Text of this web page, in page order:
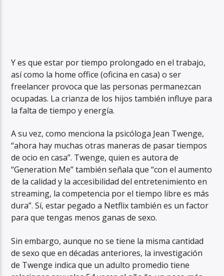
Y es que estar por tiempo prolongado en el trabajo,
así como la home office (oficina en casa) o ser
freelancer provoca que las personas permanezcan
ocupadas. La crianza de los hijos también influye para
la falta de tiempo y energía.
A su vez, como menciona la psicóloga Jean Twenge,
“ahora hay muchas otras maneras de pasar tiempos
de ocio en casa”. Twenge, quien es autora de
“Generation Me” también señala que “con el aumento
de la calidad y la accesibilidad del entretenimiento en
streaming, la competencia por el tiempo libre es más
dura”. Sí, estar pegado a Netflix también es un factor
para que tengas menos ganas de sexo.
Sin embargo, aunque no se tiene la misma cantidad
de sexo que en décadas anteriores, la investigación
de Twenge indica que un adulto promedio tiene